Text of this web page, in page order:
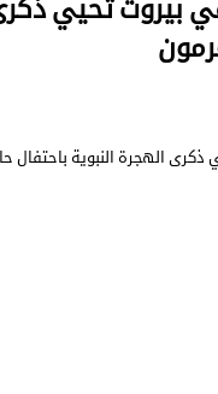
بيروت تحيي
ذكرى الهجرة النبوية